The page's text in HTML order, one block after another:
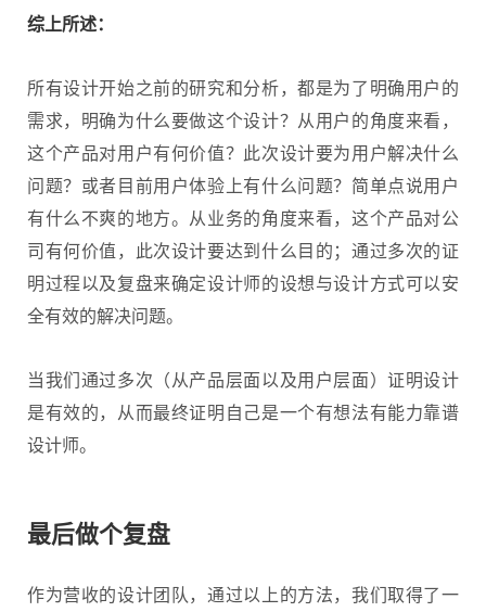
综上所述：
所有设计开始之前的研究和分析，都是为了明确用户的
需求，明确为什么要做这个设计？从用户的角度来看，
这个产品对用户有何价值？此次设计要为用户解决什么
问题？或者目前用户体验上有什么问题？简单点说用户
有什么不爽的地方。从业务的角度来看，这个产品对公
司有何价值，此次设计要达到什么目的；通过多次的证
明过程以及复盘来确定设计师的设想与设计方式可以安
全有效的解决问题。
当我们通过多次（从产品层面以及用户层面）证明设计
是有效的，从而最终证明自己是一个有想法有能力靠谱
设计师。
最后做个复盘
作为营收的设计团队，通过以上的方法，我们取得了一